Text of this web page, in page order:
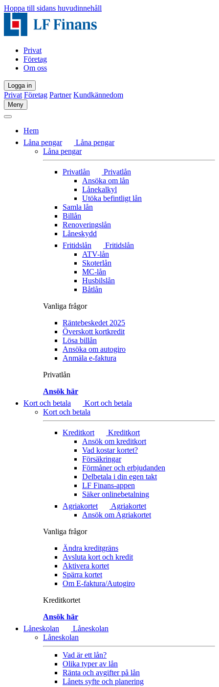
Hoppa till sidans huvudinnehåll
Privat
Företag
Om oss
Logga in
Privat Företag Partner Kundkännedom
Meny
Hem
Låna pengar
Låna pengar
Låna pengar
Privatlån
Privatlån
Ansöka om lån
Lånekalkyl
Utöka befintligt lån
Samla lån
Billån
Renoveringslån
Låneskydd
Fritidslån
Fritidslån
ATV-lån
Skoterlån
MC-lån
Husbilslån
Båtlån
Vanliga frågor
Räntebeskedet 2025
Överskott kortkredit
Lösa billån
Ansöka om autogiro
Anmäla e-faktura
Privatlån
Ansök här
Kort och betala
Kort och betala
Kort och betala
Kreditkort
Kreditkort
Ansök om kreditkort
Vad kostar kortet?
Försäkringar
Förmåner och erbjudanden
Delbetala i din egen takt
LF Finans-appen
Säker onlinebetalning
Agriakortet
Agriakortet
Ansök om Agriakortet
Vanliga frågor
Ändra kreditgräns
Avsluta kort och kredit
Aktivera kortet
Spärra kortet
Om E-faktura/Autogiro
Kreditkortet
Ansök här
Låneskolan
Låneskolan
Låneskolan
Vad är ett lån?
Olika typer av lån
Ränta och avgifter på lån
Lånets syfte och planering